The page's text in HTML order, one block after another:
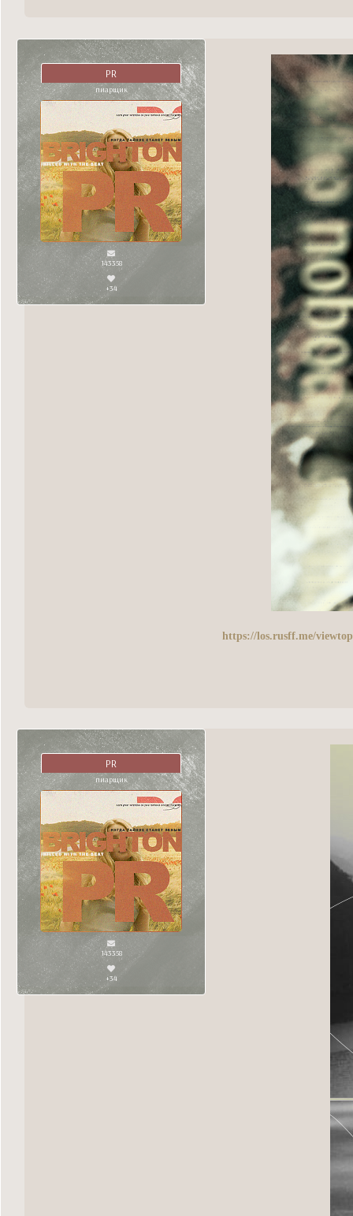
PR
пиарщик
143358
+34
https://los.rusff.me/
PR
пиарщик
143358
+34